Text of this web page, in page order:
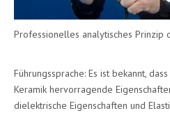
Professionelles analytisches Prinzip
Führungssprache: Es ist bekannt,
Keramik hervorragende
dielektrische Eigenschaften und